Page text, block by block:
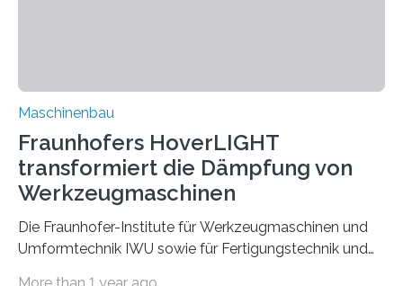
Maschinenbau
Fraunhofers HoverLIGHT
transformiert die Dämpfung von
Werkzeugmaschinen
Die Fraunhofer-Institute für Werkzeugmaschinen und
Umformtechnik IWU sowie für Fertigungstechnik und